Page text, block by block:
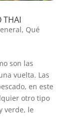
THAI
, Qué
son las
vuelta. Las
en este
otro tipo
verde, le